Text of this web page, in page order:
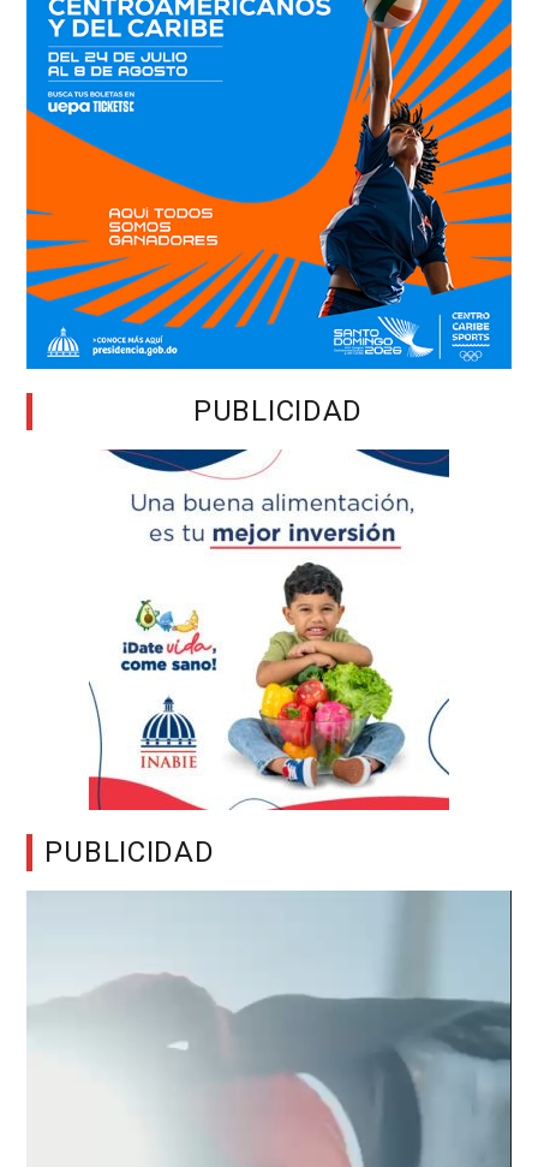
PUBLICIDAD
PUBLICIDAD